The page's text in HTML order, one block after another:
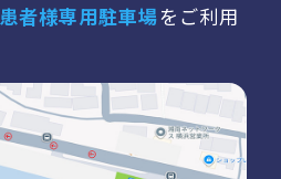
患者様専用駐車場をご利用